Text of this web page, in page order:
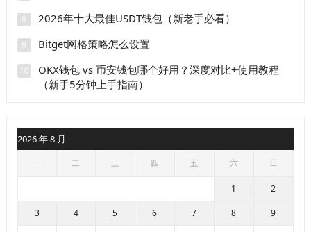
8 2026年十大最佳USDT钱包（新老手必看）
9 Bitget网格策略怎么设置
10
OKX钱包 vs 币安钱包哪个好用？深度对比+使用教程
（新手5分钟上手指南）
2026 年 8 月
一 二 三 四 五 六 日
1 2
3 4 5 6 7 8
9